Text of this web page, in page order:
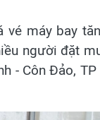
máy bay
người đặt
- Côn Đảo,